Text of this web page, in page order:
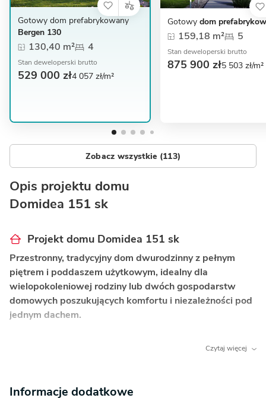
Gotowy dom prefabrykowany
Bergen 130
130,40 m² 4
Stan deweloperski brutto
529 000 zł4 057 zł/m²
Gotowy dom
159,18 m² 5
Stan deweloperski brutto
875 900 zł5 503 zł/m²
Zobacz wszystkie (113)
Opis projektu domu
Domidea 151 sk
Projekt domu Domidea 151 sk
Przestronny, tradycyjny dom dwurodzinny z pełnym
piętrem i poddaszem użytkowym, idealny dla
wielopokoleniowej rodziny lub dwóch gospodarstw
domowych poszukujących komfortu i niezależności pod
jednym dachem.
i prywatność dwóm rodzinom.
Czytaj więcej
Informacje dodatkowe